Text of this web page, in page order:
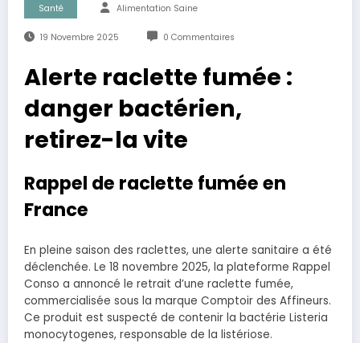
Santé Alimentation Saine
19 Novembre 2025 0 Commentaires
Alerte raclette fumée :
danger bactérien,
retirez-la vite
Rappel de raclette fumée en
France
En pleine saison des raclettes, une alerte sanitaire a été
déclenchée. Le 18 novembre 2025, la plateforme Rappel
Conso a annoncé le retrait d’une raclette fumée,
commercialisée sous la marque Comptoir des Affineurs.
Ce produit est suspecté de contenir la bactérie Listeria
monocytogenes, responsable de la listériose.